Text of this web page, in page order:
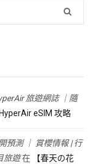
旅遊網誌 ｜隨
eSIM 攻略
預測 ｜ 賞櫻情報 | 行
旅遊在
【春天の花